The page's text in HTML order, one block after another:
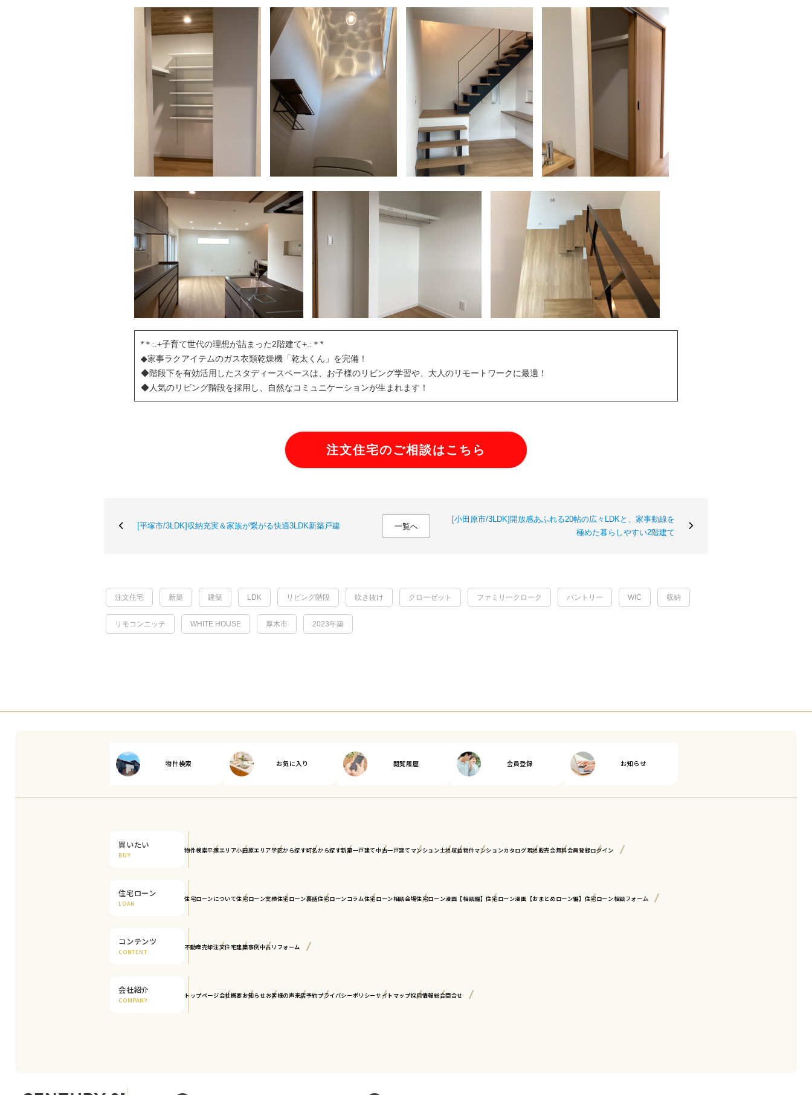
*＊:.+子育て世代の理想が詰まった2階建て+.:＊*
◆家事ラクアイテムのガス衣類乾燥機「乾太くん」を完備！
◆階段下を有効活用したスタディースペースは、お子様のリビング学習や、大人のリモートワークに最適！
◆人気のリビング階段を採用し、自然なコミュニケーションが生まれます！
注文住宅のご相談はこちら
[平塚市/3LDK]収納充実＆家族が繋がる快適3LDK新築戸建 一覧へ
[小田原市/3LDK]開放感あふれる20帖の広々LDKと、家事動線を
極めた暮らしやすい2階建て
注文住宅 新築 建築 LDK リビング階段 吹き抜け クローゼット ファミリークローク パントリー WIC 収納
リモコンニッチ WHITE HOUSE 厚木市 2023年築
物件検索 お気に入り 閲覧履歴 会員登録 お知らせ
買いたい
BUY
物件検索平塚エリア小田原エリア学区から探す町名から探す新築一戸建て中古一戸建て マンション土地収益物件マンションカタログ現地販売会無料会員登録ログイン
住宅ローン
LOAN
住宅ローンについて住宅ローン実績住宅ローン裏話住宅ローンコラム住宅ローン相談会場住宅ローン漫画【相談編】住宅ローン漫画【おまとめローン編】 住宅ローン相談フォーム
コンテンツ
CONTENT
不動産売却注文住宅建築事例中古リフォーム
会社紹介
COMPANY
トップページ会社概要お知らせお客様の声来店予約プライバシーポリシーサイトマップ採用情報総合問合せ